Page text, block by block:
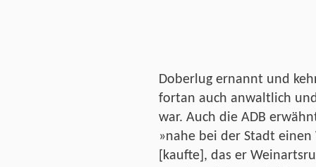
Doberlug ernannt und
fortan auch anwaltlich
war. Auch die ADB
»nahe bei der Stadt
[kaufte], das er